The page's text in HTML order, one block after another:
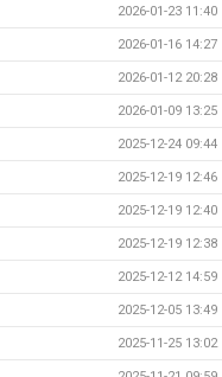
2026-01-23 11:40
2026-01-16 14:27
2026-01-12 20:28
2026-01-09 13:25
2025-12-24 09:44
2025-12-19 12:46
2025-12-19 12:40
2025-12-19 12:38
2025-12-12 14:59
2025-12-05 13:49
2025-11-25 13:02